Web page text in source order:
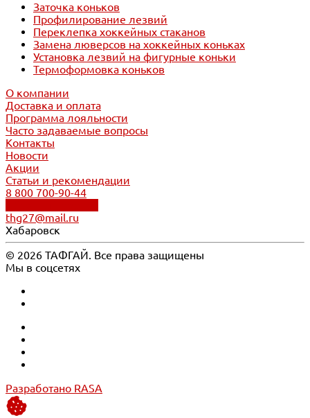
Заточка коньков
Профилирование лезвий
Переклепка хоккейных стаканов
Замена люверсов на хоккейных коньках
Установка лезвий на фигурные коньки
Термоформовка коньков
О компании
Доставка и оплата
Программа лояльности
Часто задаваемые вопросы
Контакты
Новости
Акции
Статьи и рекомендации
8 800 700-90-44
thg27@mail.ru
Хабаровск
© 2026 ТАФГАЙ. Все права защищены
Мы в соцсетях
Разработано RASA